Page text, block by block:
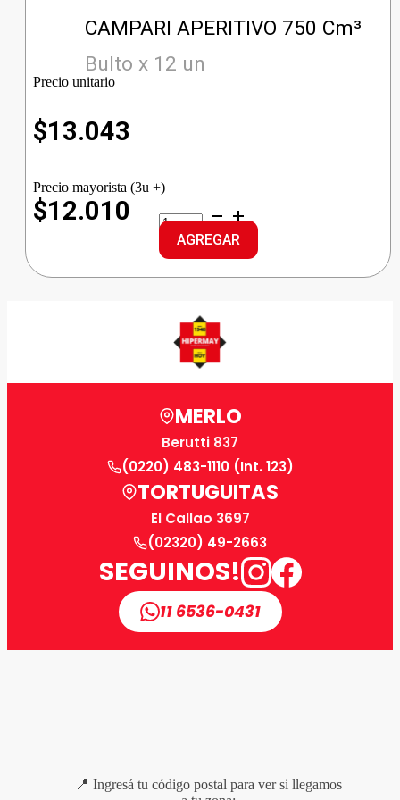
CAMPARI APERITIVO 750 Cm³
Bulto x 12 un
Precio unitario
$13.043
Precio mayorista (3u +)
$12.010
CAMPARI
APERITIVO
cantidad
AGREGAR
MERLO
Berutti 837
(0220) 483-1110 (Int. 123)
TORTUGUITAS
El Callao 3697
(02320) 49-2663
SEGUINOS!
11 6536-0431
📍 Ingresá tu código postal para ver si llegamos